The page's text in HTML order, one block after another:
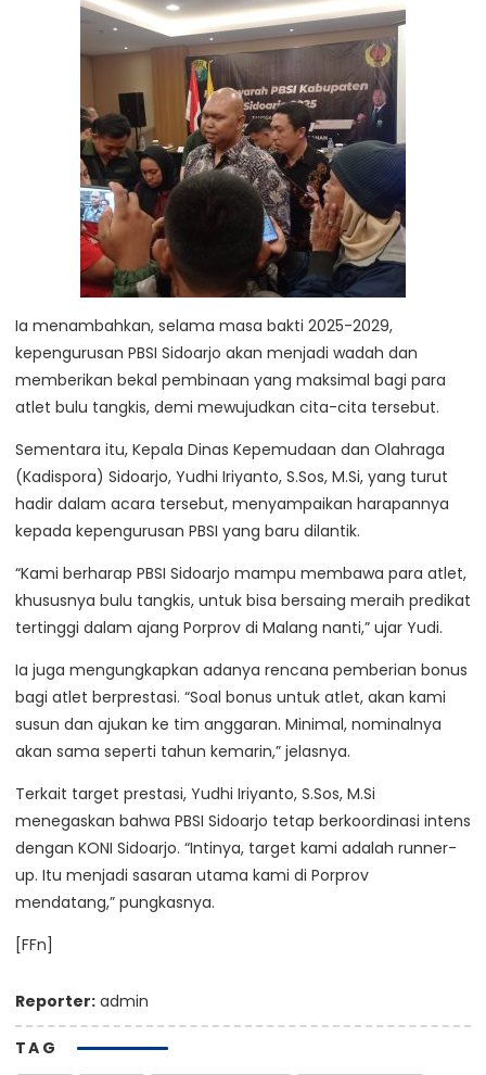
Ia menambahkan, selama masa bakti 2025-2029,
kepengurusan PBSI Sidoarjo akan menjadi wadah dan
memberikan bekal pembinaan yang maksimal bagi para
atlet bulu tangkis, demi mewujudkan cita-cita tersebut.
Sementara itu, Kepala Dinas Kepemudaan dan Olahraga
(Kadispora) Sidoarjo, Yudhi Iriyanto, S.Sos, M.Si, yang turut
hadir dalam acara tersebut, menyampaikan harapannya
kepada kepengurusan PBSI yang baru dilantik.
“Kami berharap PBSI Sidoarjo mampu membawa para atlet,
khususnya bulu tangkis, untuk bisa bersaing meraih predikat
tertinggi dalam ajang Porprov di Malang nanti,” ujar Yudi.
Ia juga mengungkapkan adanya rencana pemberian bonus
bagi atlet berprestasi. “Soal bonus untuk atlet, akan kami
susun dan ajukan ke tim anggaran. Minimal, nominalnya
akan sama seperti tahun kemarin,” jelasnya.
Terkait target prestasi, Yudhi Iriyanto, S.Sos, M.Si
menegaskan bahwa PBSI Sidoarjo tetap berkoordinasi intens
dengan KONI Sidoarjo. “Intinya, target kami adalah runner-
up. Itu menjadi sasaran utama kami di Porprov
mendatang,” pungkasnya.
[FFn]
Reporter: admin
TAG